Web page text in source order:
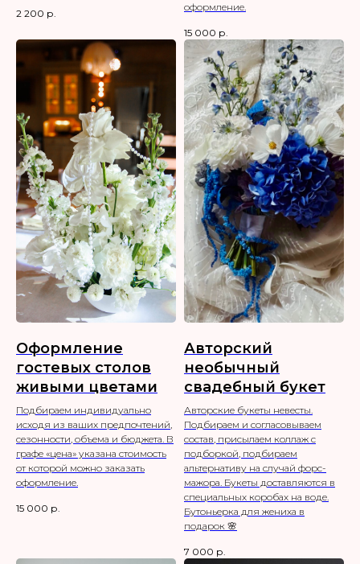
2 200 р.
оформление.
15 000 р.
Оформление
гостевых столов
живыми цветами
Подбираем индивидуально
исходя из ваших предпочтений,
сезонности, объема и бюджета. В
графе «цена» указана стоимость
от которой можно заказать
оформление.
15 000 р.
Авторский
необычный
свадебный букет
Авторские букеты невесты.
Подбираем и согласовываем
состав, присылаем коллаж с
подборкой, подбираем
альтернативу на случай форс-
мажора. Букеты доставляются в
специальных коробах на воде.
Бутоньерка для жениха в
подарок 🌸
7 000 р.